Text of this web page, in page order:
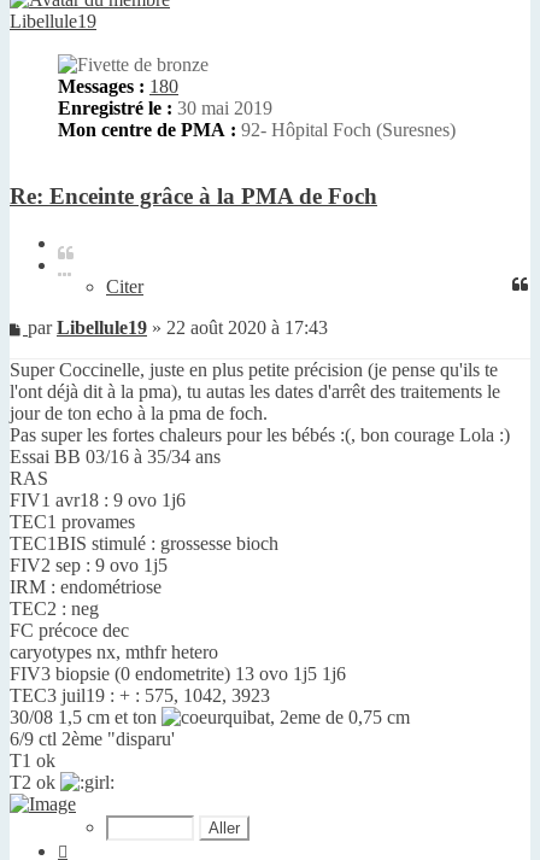
Libellule19
Messages : 180
Enregistré le : 30 mai 2019
Mon centre de PMA : 92- Hôpital Foch (Suresnes)
Re: Enceinte grâce à la PMA de Foch
Citer
Message
lu
parLibellule19 » 22 août 2020 à 17:43
Super Coccinelle, juste en plus petite précision (je pense qu'ils te
l'ont déjà dit à la pma), tu autas les dates d'arrêt des traitements le
jour de ton echo à la pma de foch.
Pas super les fortes chaleurs pour les bébés :(, bon courage Lola :)
Essai BB 03/16 à 35/34 ans
RAS
FIV1 avr18 : 9 ovo 1j6
TEC1 provames
TEC1BIS stimulé : grossesse bioch
FIV2 sep : 9 ovo 1j5
IRM : endométriose
TEC2 : neg
FC précoce dec
caryotypes nx, mthfr hetero
FIV3 biopsie (0 endometrite) 13 ovo 1j5 1j6
TEC3 juil19 : + : 575, 1042, 3923
30/08 1,5 cm et ton
, 2eme de 0,75 cm
6/9 ctl 2ème "disparu'
T1 ok
T2 ok